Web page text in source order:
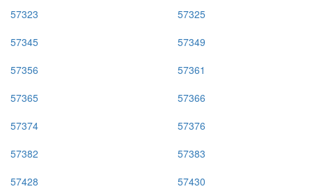
57323
57325
57345
57349
57356
57361
57365
57366
57374
57376
57382
57383
57428
57430